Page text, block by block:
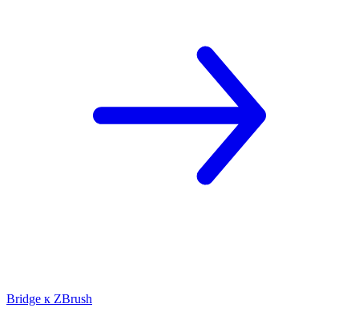
Bridge к ZBrush